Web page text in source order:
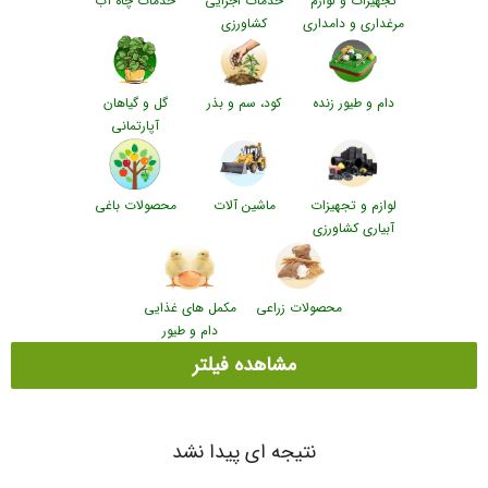
مرغداری و دامداری
کشاورزی
دام و طیور زنده کود، سم و بذر
گل و گیاهان
آپارتمانی
لوازم و تجهیزات
آبیاری کشاورزی
ماشین آلات محصولات باغی
محصولات زراعی
مکمل های غذایی
دام و طیور
مشاهده فیلتر
نتیجه ای پیدا نشد